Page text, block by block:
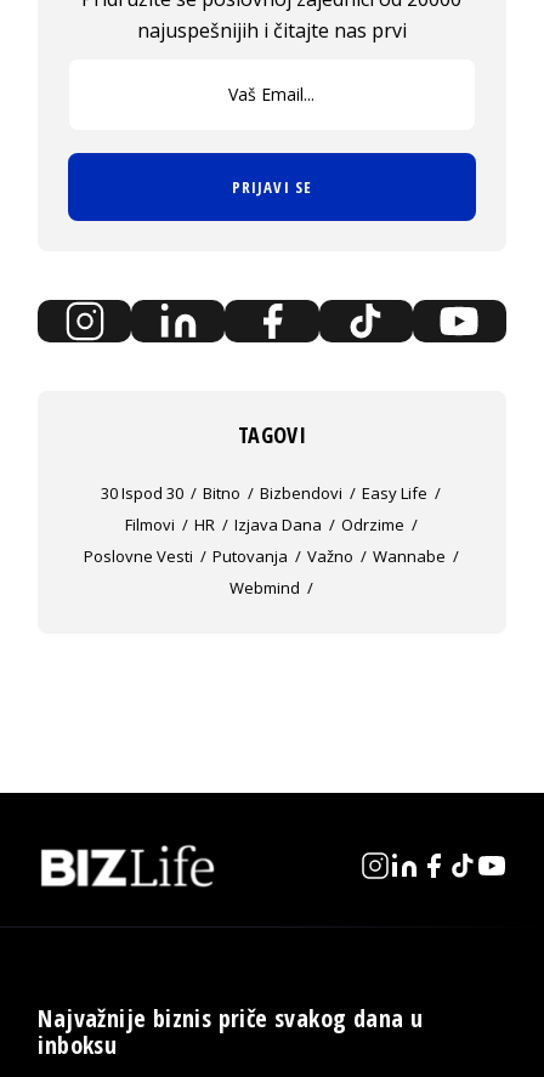
najuspešnijih i čitajte nas prvi
PRIJAVI SE
TAGOVI
30 Ispod 30 Bitno Bizbendovi
Easy Life
Filmovi
HR Izjava Dana
Odrzime
Poslovne Vesti
Putovanja Važno
Wannabe
Webmind
Najvažnije biznis priče svakog dana u
inboksu